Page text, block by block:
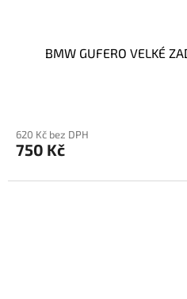
BMW GUFERO VELKÉ
620 Kč bez DPH
750 Kč